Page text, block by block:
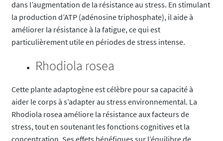
dans l’augmentation de la résistance au stress. En stimulant
la production d’ATP (adénosine triphosphate), il aide à
améliorer la résistance à la fatigue, ce qui est
particulièrement utile en périodes de stress intense.
Rhodiola rosea
Cette plante adaptogène est célèbre pour sa capacité à
aider le corps à s’adapter au stress environnemental. La
Rhodiola rosea améliore la résistance aux facteurs de
stress, tout en soutenant les fonctions cognitives et la